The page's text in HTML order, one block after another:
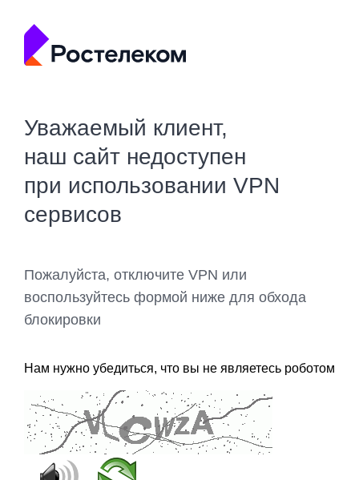
Уважаемый клиент,
наш сайт недоступен
при использовании VPN
сервисов
Пожалуйста, отключите VPN или
воспользуйтесь формой ниже для обхода
блокировки
Нам нужно убедиться, что вы не являетесь роботом